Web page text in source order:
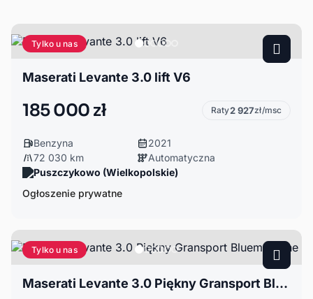
Tylko u nas
Maserati Levante 3.0 lift V6
185 000 zł Raty2 927zł/msc
Benzyna
2021
72 030 km
Automatyczna
Puszczykowo (Wielkopolskie)
Ogłoszenie prywatne
Tylko u nas
Maserati Levante 3.0 Piękny Gransport Bluemozione